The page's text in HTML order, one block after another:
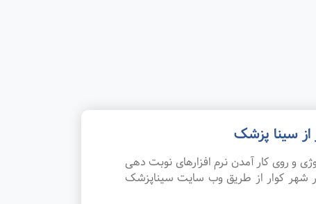
سینا پزشک
و روی کار آمدن نرم افزارهای نوبت دهی
شهر کوار از طریق وب سایت سیناپزشک